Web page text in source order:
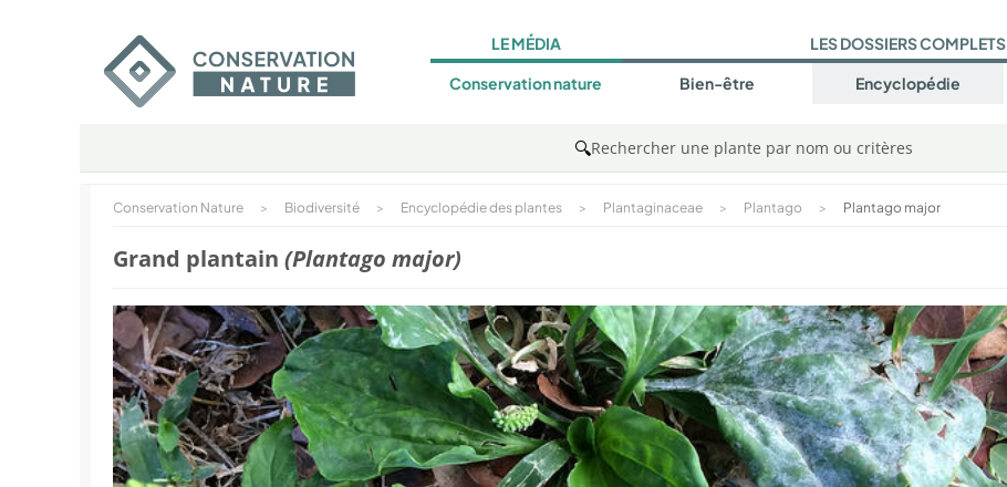
LE MÉDIA
Conservation nature
LES DOSSIERS COMPLETS
Bien-être Encyclopédie
🔍Rechercher une plante par nom ou critères
Conservation Nature > Biodiversité > Encyclopédie des plantes > Plantaginaceae > Plantago > Plantago major
Grand plantain (Plantago major)